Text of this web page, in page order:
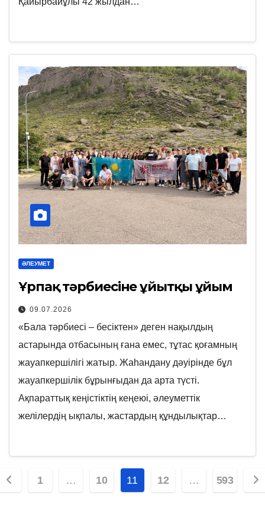
ӘЛЕУМЕТ
Ұрпақ тәрбиесіне ұйытқы ұйым
09.07.2026
«Бала тәрбиесі – бесіктен» деген нақылдың
астарында отбасының ғана емес, тұтас қоғамның
жауапкершілігі жатыр. Жаһандану дәуірінде бұл
жауапкершілік бұрынғыдан да арта түсті.
Ақпараттық кеңістіктің кеңеюі, әлеуметтік
желілердің ықпалы, жастардың құндылықтар…
1 … 10 11 12 … 593